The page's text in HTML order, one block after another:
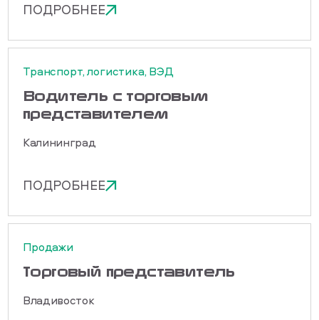
ПОДРОБНЕЕ
Транспорт, логистика, ВЭД
Водитель с торговым
представителем
Калининград
ПОДРОБНЕЕ
Продажи
Торговый представитель
Владивосток